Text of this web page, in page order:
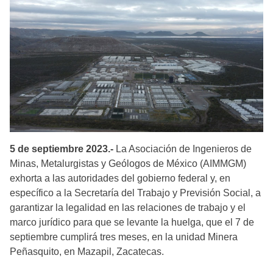
5 de septiembre 2023.- La Asociación de Ingenieros de
Minas, Metalurgistas y Geólogos de México (AIMMGM)
exhorta a las autoridades del gobierno federal y, en
específico a la Secretaría del Trabajo y Previsión Social, a
garantizar la legalidad en las relaciones de trabajo y el
marco jurídico para que se levante la huelga, que el 7 de
septiembre cumplirá tres meses, en la unidad Minera
Peñasquito, en Mazapil, Zacatecas.